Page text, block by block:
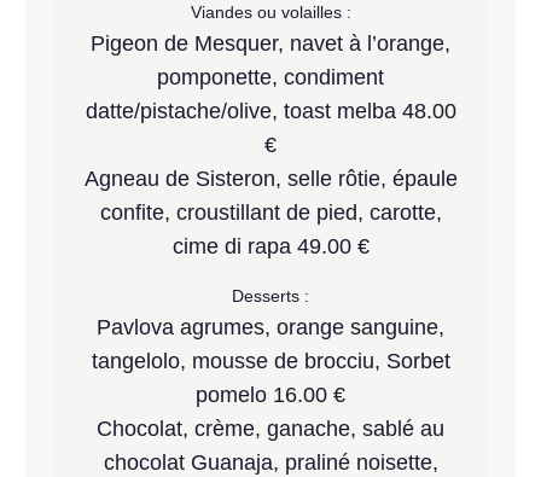
Viandes ou volailles :
Pigeon de Mesquer, navet à l’orange,
pomponette, condiment
datte/pistache/olive, toast melba 48.00
€
Agneau de Sisteron, selle rôtie, épaule
confite, croustillant de pied, carotte,
cime di rapa 49.00 €
Desserts :
Pavlova agrumes, orange sanguine,
tangelolo, mousse de brocciu, Sorbet
pomelo 16.00 €
Chocolat, crème, ganache, sablé au
chocolat Guanaja, praliné noisette,